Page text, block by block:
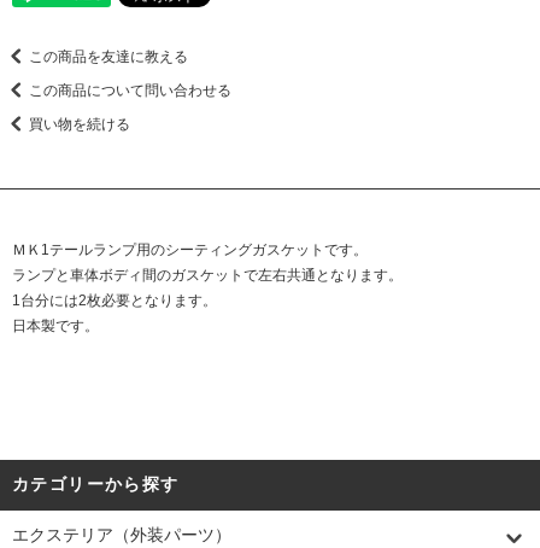
この商品を友達に教える
この商品について問い合わせる
買い物を続ける
ＭＫ1テールランプ用のシーティングガスケットです。
ランプと車体ボディ間のガスケットで左右共通となります。
1台分には2枚必要となります。
日本製です。
カテゴリーから探す
エクステリア（外装パーツ）